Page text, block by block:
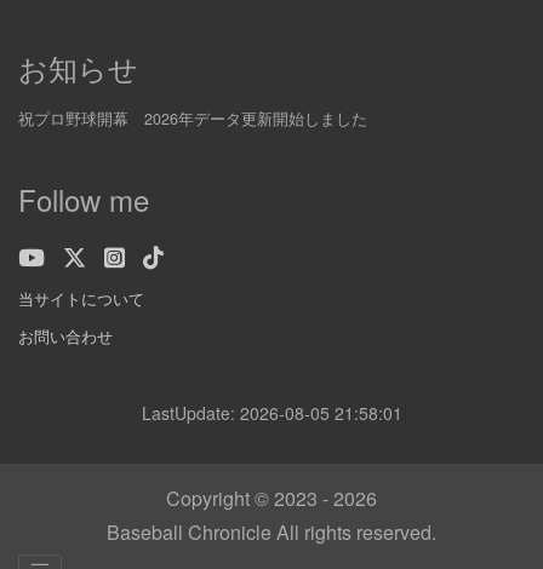
お知らせ
祝プロ野球開幕 2026年データ更新開始しました
Follow me
当サイトについて
お問い合わせ
LastUpdate: 2026-08-05 21:58:01
Copyright © 2023 - 2026
Baseball Chronicle All rights reserved.